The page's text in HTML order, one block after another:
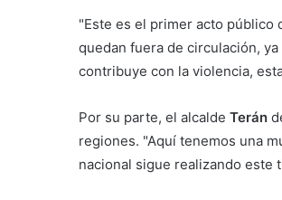
"Este es el primer acto público
quedan fuera de circulación, ya
contribuye con la violencia,
Por su parte, el alcalde Terán
regiones. "Aquí tenemos una
nacional sigue realizando este